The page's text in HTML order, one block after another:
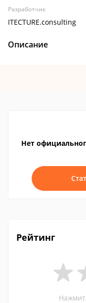
Разработчик
ITECTURE.consulting
Описание
Нет
Рейтинг